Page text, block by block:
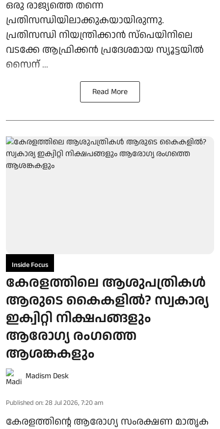
ഒരു രാജ്യത്തെ തന്നെ
പ്രതിസന്ധിയിലാക്കുകയായിരുന്നു.
പ്രതിസന്ധി നിയന്ത്രിക്കാന്‍ സ്‌പെയിനിലെ
വടക്കേ ആഫ്രിക്കന്‍ പ്രദേശമായ സ്യൂട്ടയില്‍
സൈന് ...
Read More
Inside Focus
കേരളത്തിലെ ആശുപത്രികള്‍
ആരുടെ കൈകളില്‍? സ്വകാര്യ
ഇക്വിറ്റി നിക്ഷപങ്ങളും
ആരോഗ്യ രംഗത്തെ
ആശങ്കകളും
Madism Desk
Published on: 28 Jul 2026, 7:20 am
കേരളത്തിന്റെ ആരോഗ്യ സംരക്ഷണ മാതൃക